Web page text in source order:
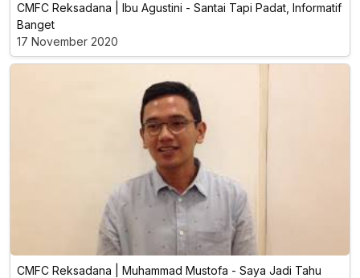
CMFC Reksadana | Ibu Agustini - Santai Tapi Padat, Informatif
Banget
17 November 2020
CMFC Reksadana | Muhammad Mustofa - Saya Jadi Tahu